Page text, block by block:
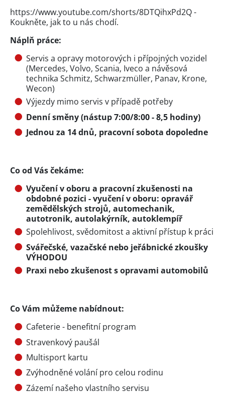
https://www.youtube.com/shorts/8DTQihxPd2Q -
Koukněte, jak to u nás chodí.
Náplň práce:
Servis a opravy motorových i přípojných vozidel
(Mercedes, Volvo, Scania, Iveco a návěsová
technika Schmitz, Schwarzmüller, Panav, Krone,
Wecon)
Výjezdy mimo servis v případě potřeby
Denní směny (nástup 7:00/8:00 - 8,5 hodiny)
Jednou za 14 dnů, pracovní sobota dopoledne
Co od Vás čekáme:
Vyučení v oboru a pracovní zkušenosti na
obdobné pozici - vyučení v oboru: opravář
zemědělských strojů, automechanik,
autotronik, autolakýrník, autoklempíř
Spolehlivost, svědomitost a aktivní přístup k práci
Svářečské, vazačské nebo jeřábnické zkoušky
VÝHODOU
Praxi nebo zkušenost s opravami automobilů
Co Vám můžeme nabídnout:
Cafeterie - benefitní program
Stravenkový paušál
Multisport kartu
Zvýhodněné volání pro celou rodinu
Zázemí našeho vlastního servisu